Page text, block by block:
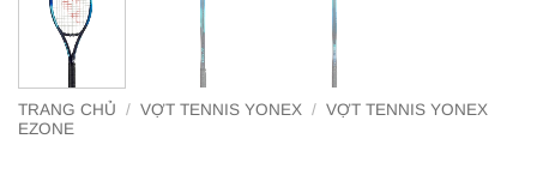
TRANG CHỦ / VỢT TENNIS YONEX / VỢT TENNIS YONEX
EZONE